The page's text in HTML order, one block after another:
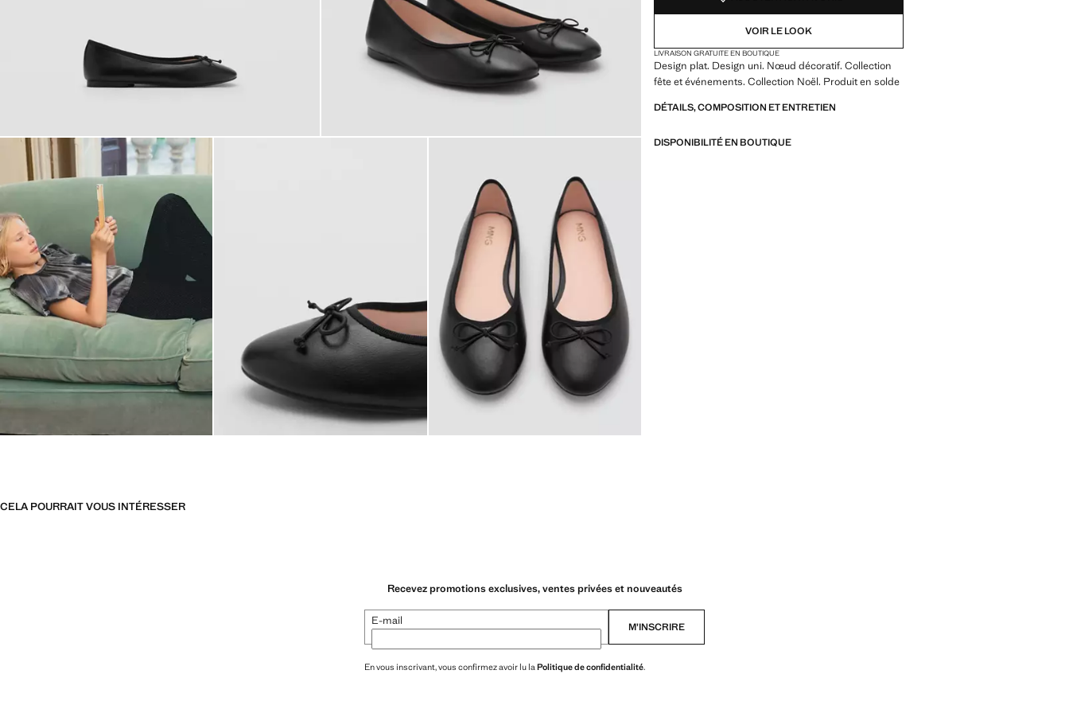
VOIR LE LOOK
LIVRAISON GRATUITE EN BOUTIQUE
Design plat. Design uni. Nœud décoratif. Collection
fête et événements. Collection Noël. Produit en solde
DÉTAILS, COMPOSITION ET ENTRETIEN
DISPONIBILITÉ EN BOUTIQUE
CELA POURRAIT VOUS INTÉRESSER
Recevez promotions exclusives, ventes privées et nouveautés
E-mail M’INSCRIRE
En vous inscrivant, vous confirmez avoir lu laPolitique de confidentialité.